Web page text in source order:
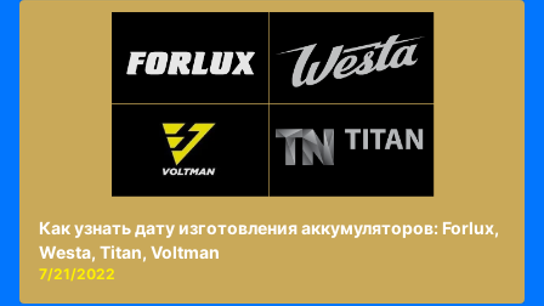
Как узнать дату изготовления аккумуляторов: Forlux,
Westa, Titan, Voltman
7/21/2022